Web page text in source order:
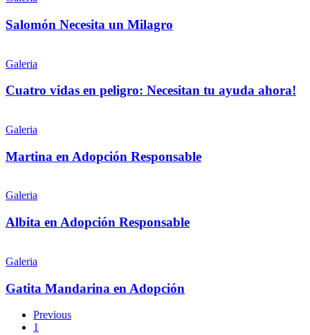
roto
Milagro
Salomón Necesita un Milagro
vidas
peligro:
ayuda
ahora!
Galeria
Cuatro vidas en peligro: Necesitan tu ayuda ahora!
en
Responsable
Galeria
Martina en Adopción Responsable
en
Responsable
Galeria
Albita en Adopción Responsable
Mandarina
Adopción
Galeria
Gatita Mandarina en Adopción
Previous
1